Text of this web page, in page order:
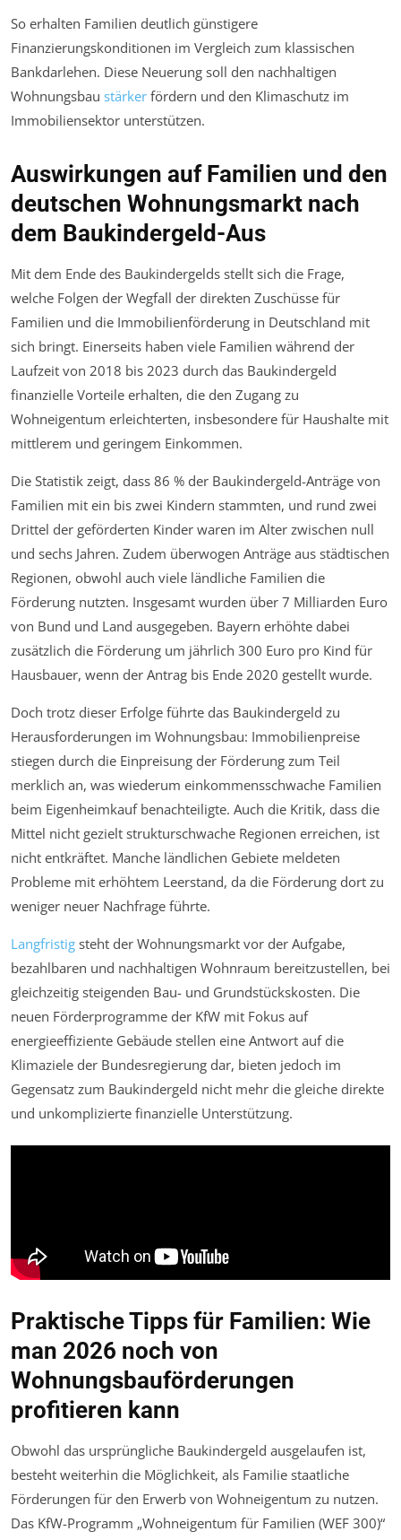
So erhalten Familien deutlich günstigere
Finanzierungskonditionen im Vergleich zum klassischen
Bankdarlehen. Diese Neuerung soll den nachhaltigen
Wohnungsbau stärker fördern und den Klimaschutz im
Immobiliensektor unterstützen.
Auswirkungen auf Familien und den
deutschen Wohnungsmarkt nach
dem Baukindergeld-Aus
Mit dem Ende des Baukindergelds stellt sich die Frage,
welche Folgen der Wegfall der direkten Zuschüsse für
Familien und die Immobilienförderung in Deutschland mit
sich bringt. Einerseits haben viele Familien während der
Laufzeit von 2018 bis 2023 durch das Baukindergeld
finanzielle Vorteile erhalten, die den Zugang zu
Wohneigentum erleichterten, insbesondere für Haushalte mit
mittlerem und geringem Einkommen.
Die Statistik zeigt, dass 86 % der Baukindergeld-Anträge von
Familien mit ein bis zwei Kindern stammten, und rund zwei
Drittel der geförderten Kinder waren im Alter zwischen null
und sechs Jahren. Zudem überwogen Anträge aus städtischen
Regionen, obwohl auch viele ländliche Familien die
Förderung nutzten. Insgesamt wurden über 7 Milliarden Euro
von Bund und Land ausgegeben. Bayern erhöhte dabei
zusätzlich die Förderung um jährlich 300 Euro pro Kind für
Hausbauer, wenn der Antrag bis Ende 2020 gestellt wurde.
Doch trotz dieser Erfolge führte das Baukindergeld zu
Herausforderungen im Wohnungsbau: Immobilienpreise
stiegen durch die Einpreisung der Förderung zum Teil
merklich an, was wiederum einkommensschwache Familien
beim Eigenheimkauf benachteiligte. Auch die Kritik, dass die
Mittel nicht gezielt strukturschwache Regionen erreichen, ist
nicht entkräftet. Manche ländlichen Gebiete meldeten
Probleme mit erhöhtem Leerstand, da die Förderung dort zu
weniger neuer Nachfrage führte.
Langfristig steht der Wohnungsmarkt vor der Aufgabe,
bezahlbaren und nachhaltigen Wohnraum bereitzustellen, bei
gleichzeitig steigenden Bau- und Grundstückskosten. Die
neuen Förderprogramme der KfW mit Fokus auf
energieeffiziente Gebäude stellen eine Antwort auf die
Klimaziele der Bundesregierung dar, bieten jedoch im
Gegensatz zum Baukindergeld nicht mehr die gleiche direkte
und unkomplizierte finanzielle Unterstützung.
Praktische Tipps für Familien: Wie
man 2026 noch von
Wohnungsbauförderungen
profitieren kann
Obwohl das ursprüngliche Baukindergeld ausgelaufen ist,
besteht weiterhin die Möglichkeit, als Familie staatliche
Förderungen für den Erwerb von Wohneigentum zu nutzen.
Das KfW-Programm „Wohneigentum für Familien (WEF 300)“